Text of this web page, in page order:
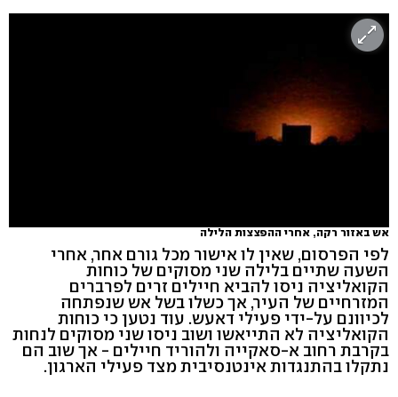
אש באזור רקה, אחרי ההפצצות הלילה
לפי הפרסום, שאין לו אישור מכל גורם אחר, אחרי
השעה שתיים בלילה שני מסוקים של כוחות
הקואליציה ניסו להביא חיילים זרים לפרברים
המזרחיים של העיר, אך כשלו בשל אש שנפתחה
לכיוונם על-ידי פעילי דאעש. עוד נטען כי כוחות
הקואליציה לא התייאשו ושוב ניסו שני מסוקים לנחות
בקרבת רחוב א-סאקייה ולהוריד חיילים - אך שוב הם
נתקלו בהתנגדות אינטנסיבית מצד פעילי הארגון.